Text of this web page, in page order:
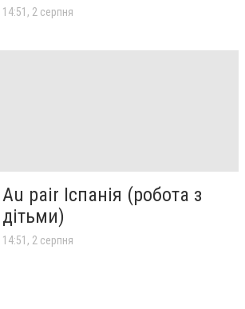
14:51, 2 серпня
Au pair Іспанія (робота з
дітьми)
14:51, 2 серпня